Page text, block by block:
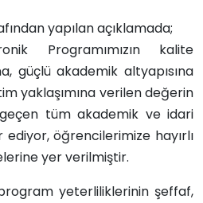
yapılan açıklamada;
Programımızın kalite
güçlü akademik altyapısına
yaklaşımına verilen değerin
tüm akademik ve idari
öğrencilerimize hayırlı
yer verilmiştir.
yeterliliklerinin şeffaf,